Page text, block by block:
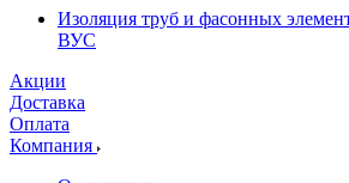
Изоляция труб и фасонных
ВУС
Акции
Доставка
Оплата
Компания